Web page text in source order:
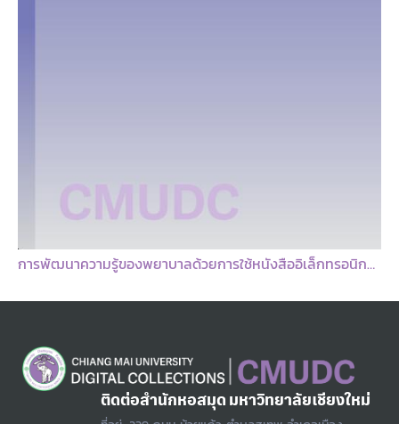
การพัฒนาความรู้ของพยาบาลด้วยการใช้หนังสืออิเล็กทรอนิกส์เรื่องการช่วยฟื้นคืนชีพทารกแรกเกิด
ติดต่อสำนักหอสมุด มหาวิทยาลัยเชียงใหม่